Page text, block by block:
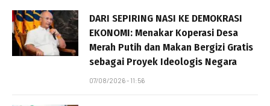
DARI SEPIRING NASI KE DEMOKRASI
EKONOMI: Menakar Koperasi Desa
Merah Putih dan Makan Bergizi Gratis
sebagai Proyek Ideologis Negara
07/08/2026 - 11:56